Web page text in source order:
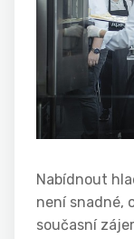
Nabídnout
není snadné,
současní